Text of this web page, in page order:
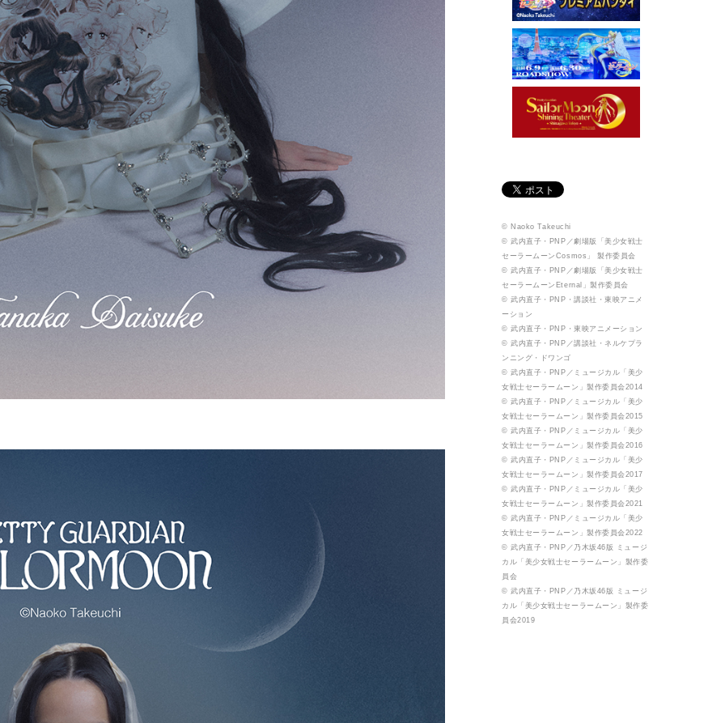
© Naoko Takeuchi
© 武内直子・PNP／劇場版「美少女戦士
セーラームーンCosmos」 製作委員会
© 武内直子・PNP／劇場版「美少女戦士
セーラームーンEternal」製作委員会
© 武内直子・PNP・講談社・東映アニメ
ーション
© 武内直子・PNP・東映アニメーション
© 武内直子・PNP／講談社・ネルケプラ
ンニング・ドワンゴ
© 武内直子・PNP／ミュージカル「美少
女戦士セーラームーン」製作委員会2014
© 武内直子・PNP／ミュージカル「美少
女戦士セーラームーン」製作委員会2015
© 武内直子・PNP／ミュージカル「美少
女戦士セーラームーン」製作委員会2016
© 武内直子・PNP／ミュージカル「美少
女戦士セーラームーン」製作委員会2017
© 武内直子・PNP／ミュージカル「美少
女戦士セーラームーン」製作委員会2021
© 武内直子・PNP／ミュージカル「美少
女戦士セーラームーン」製作委員会2022
© 武内直子・PNP／乃木坂46版 ミュージ
カル「美少女戦士セーラームーン」製作委
員会
© 武内直子・PNP／乃木坂46版 ミュージ
カル「美少女戦士セーラームーン」製作委
員会2019